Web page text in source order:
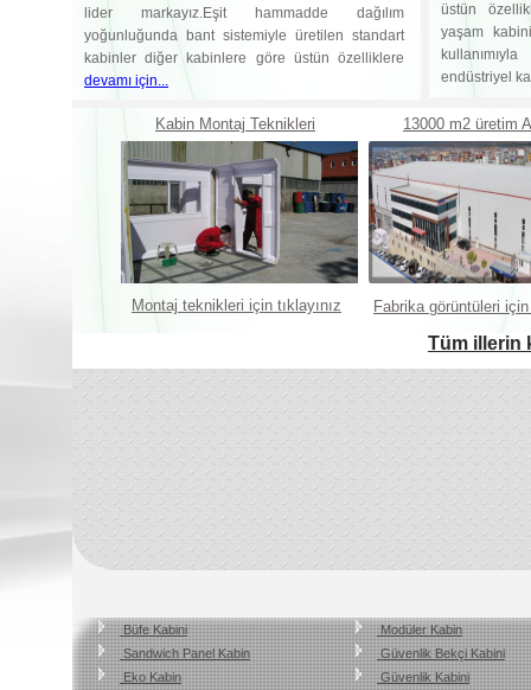
lider markayız.Eşit hammadde dağılım
yoğunluğunda bant sistemiyle üretilen standart
kabinler diğer kabinlere göre üstün özelliklere
devamı için...
üstün
yaşam
endüstriyel
Kabin Montaj Teknikleri
Montaj teknikleri için tıklayınız
13000 m2 üretim
Fabrika görüntüleri için
Tüm illerin
Büfe Kabini
Modüler Kabin
Sandwich Panel Kabin
Güvenlik Bekçi Kabini
Eko Kabin
Güvenlik Kabini